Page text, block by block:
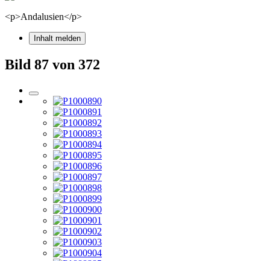
<p>Andalusien</p>
Inhalt melden
Bild 87 von 372